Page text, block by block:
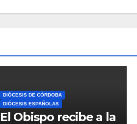
DIÓCESIS DE CÓRDOBA
DIÓCESIS ESPAÑOLAS
El Obispo recibe a la